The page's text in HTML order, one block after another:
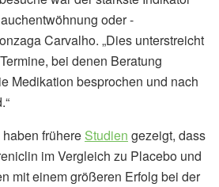
oder -
Carvalho. „Dies unterstreicht
bei denen Beratung
Medikation besprochen und nach
frühere Studien gezeigt, dass
im Vergleich zu Placebo und
mit einem größeren Erfolg bei der